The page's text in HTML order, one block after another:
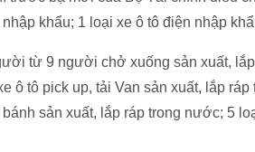
khẩu; 1 loại xe ô tô điện nhập
từ 9 người chở xuống sản xuất,
ô tô pick up, tải Van sản xuất, lắp
sản xuất, lắp ráp trong nước; 5